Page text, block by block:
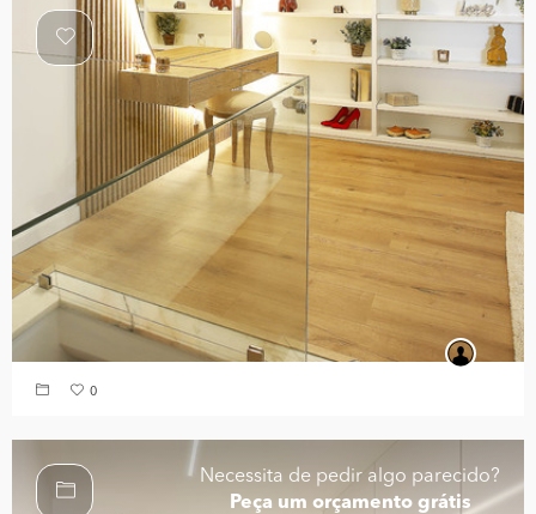
0
Necessita de pedir algo parecido?
Peça um orçamento grátis